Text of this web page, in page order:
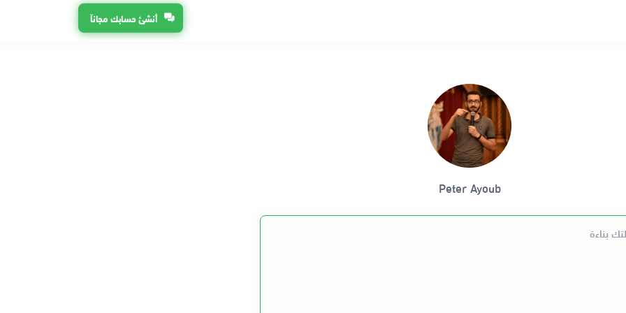
أنشئ حسابك مجاناً
Peter Ayoub